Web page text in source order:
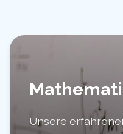
Unsere